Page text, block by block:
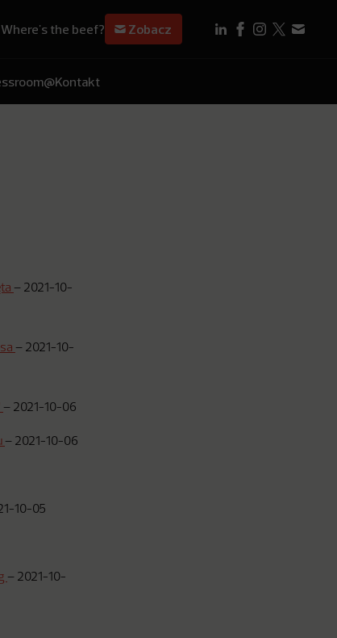
Where's the beef? Zobacz
@Kontakt
– 2021-10-
– 2021-10-
– 2021-10-06
– 2021-10-06
10-05
– 2021-10-